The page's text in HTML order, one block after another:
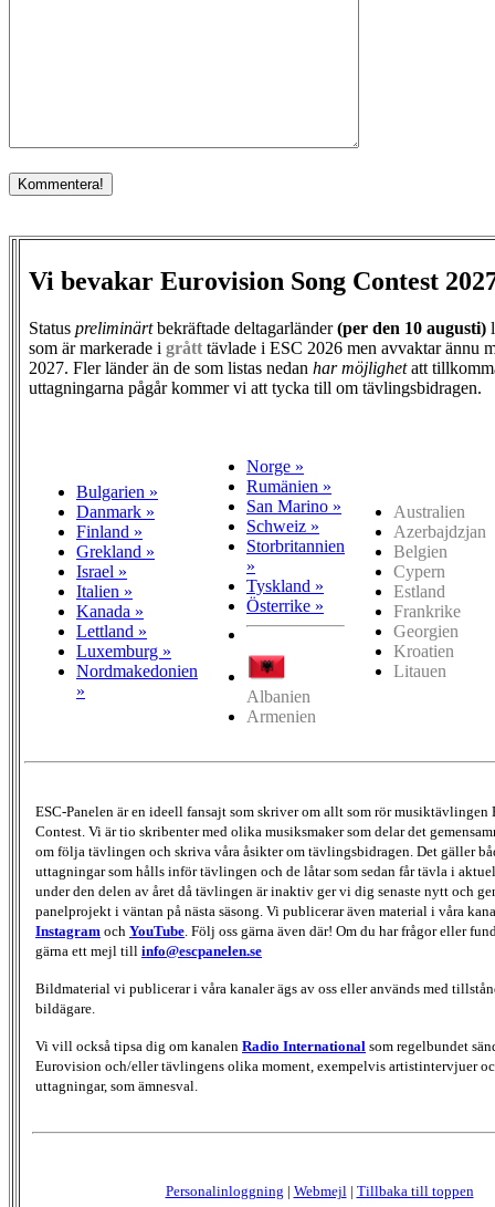
Vi bevakar Eurovision Song Contest
Status preliminärtbekräftade deltagarländer(per den 10 augusti)
som är markerade i grått tävlade i ESC 2026 men avvaktar ännu
2027. Fler länder än de som listas nedan har möjlighetatt
uttagningarna pågår kommer vi att tycka till om tävlingsbidragen.
Bulgarien »
Danmark »
Finland »
Grekland »
Israel »
Italien »
Kanada »
Lettland »
Luxemburg »
Nordmakedonien
»
Norge »
Rumänien »
San Marino »
Schweiz »
Storbritannien
»
Tyskland »
Österrike »
Albanien
Armenien
Australien
Azerbajdzjan
Belgien
Cypern
Estland
Frankrike
Georgien
Kroatien
Litauen
ESC-Panelen är en ideell fansajt som skriver om allt som rör musiktävlingen
Contest. Vi är tio skribenter med olika musiksmaker som delar det
om följa tävlingen och skriva våra åsikter om tävlingsbidragen. Det gäller
uttagningar som hålls inför tävlingen och de låtar som sedan får tävla i
under den delen av året då tävlingen är inaktiv ger vi dig senaste nytt och
panelprojekt i väntan på nästa säsong. Vi publicerar även material i våra
Instagram och YouTube . Följ oss gärna även där! Om du har frågor eller
gärna ett mejl till info@escpanelen.se
Bildmaterial vi publicerar i våra kanaler ägs av oss eller används med
bildägare.
Vi vill också tipsa dig om kanalen Radio International som regelbundet
Eurovision och/eller tävlingens olika moment, exempelvis artistintervjuer
uttagningar, som ämnesval.
Personalinloggning | Webmejl | Tillbaka till toppen